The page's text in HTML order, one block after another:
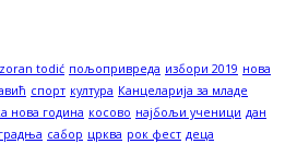
zoran todić пољопривреда избори 2019 нова
спорт култура Канцеларија за младе
нова година косово најбољи ученици дан
сабор црква рок фест деца